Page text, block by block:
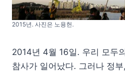
2015년. 사진은 노용헌.
2014년 4월 16일. 우리 모두
참사가 일어났다. 그러나 정